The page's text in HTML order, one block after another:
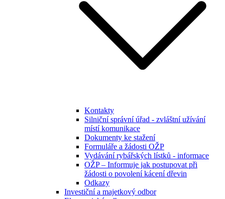
Kontakty
Silniční správní úřad - zvláštní užívání
místí komunikace
Dokumenty ke stažení
Formuláře a žádosti OŽP
Vydávání rybářských lístků - informace
OŽP – Informuje jak postupovat při
žádosti o povolení kácení dřevin
Odkazy
Investiční a majetkový odbor